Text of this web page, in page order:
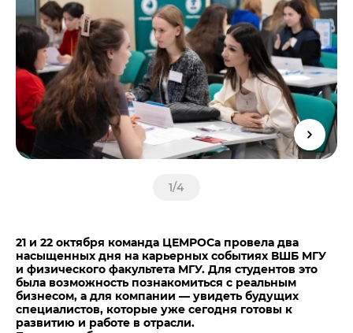
1/4
21 и 22 октября команда ЦЕМРОСа провела два
насыщенных дня на карьерных событиях ВШБ МГУ
и физического факультета МГУ. Для студентов это
была возможность познакомиться с реальным
бизнесом, а для компании — увидеть будущих
специалистов, которые уже сегодня готовы к
развитию и работе в отрасли.
Центры дистрибуции
Реализация ТМЦ и непрофильных активов
Политика в области закупок
В помощь поставщику
Не только цемент
Люди ЦЕМРОСа
Технологии и тренды
Издание для клиентов
Аналитика цементной отрасли
Медиабанк
Контакты для СМИ
Служба доверия